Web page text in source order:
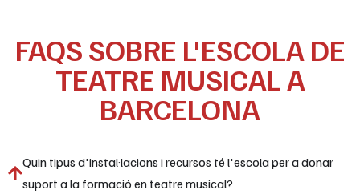
FAQS SOBRE L'ESCOLA DE
TEATRE MUSICAL A
BARCELONA
Quin tipus d'instal·lacions i recursos té l'escola per a donar
suport a la formació en teatre musical?